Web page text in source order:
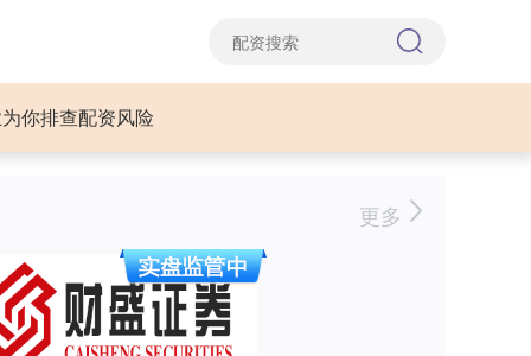
你排查配资风险
更多